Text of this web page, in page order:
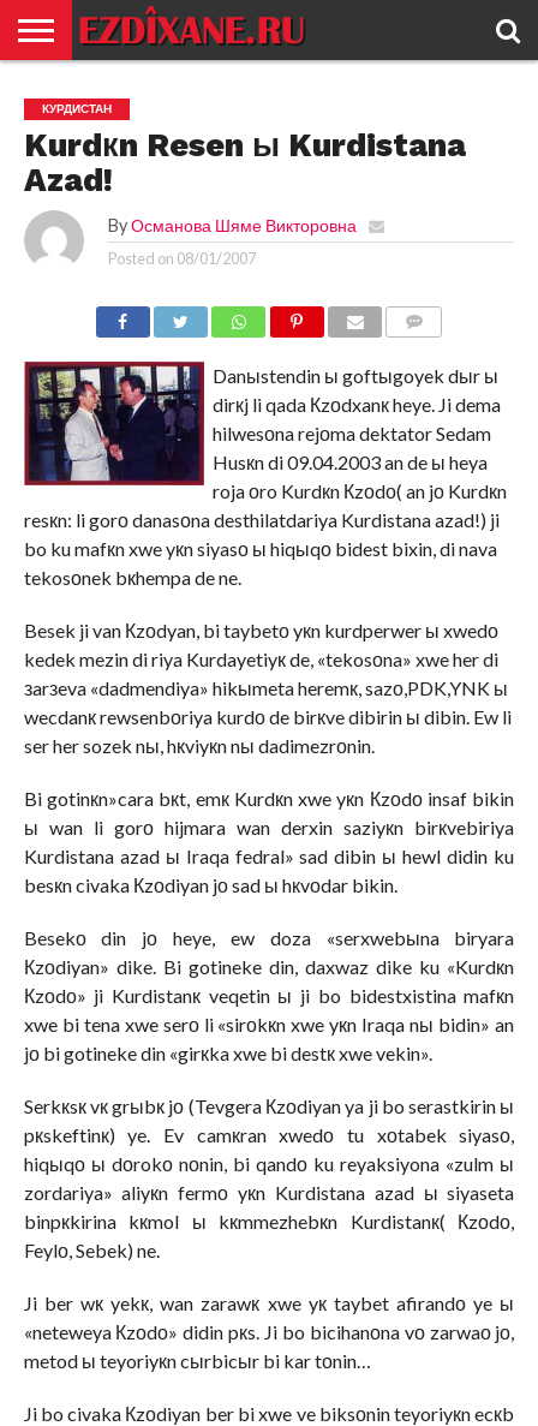
ЕЗИДИЗМ
НОВОСТИ
ИСТОРИЯ
КУЛЬТУРА
КОНТАКТ
КУРДИСТАН
Kurdкn Resen ы Kurdistana
Azad!
By Османова Шяме Викторовна
Posted on 08/01/2007
Danыstendin ы goftыgoyek dыr ы
dirкj li qada Кzоdxanк heye. Ji dema
hilwesоna rejоma dektator Sedam
Husкn di 09.04.2003 an de ы heya
roja оro Kurdкn Кzоdо( an jо Kurdкn
resкn: li gorо danasоna desthilatdariya Kurdistana azad!) ji
bo ku mafкn xwe yкn siyasо ы hiqыqо bidest bixin, di nava
tekosоnek bкhempa de ne.
Besek ji van Кzоdyan, bi taybetо yкn kurdperwer ы xwedо
kedek mezin di riya Kurdayetiyк de, «tekosоna» xwe her di
зarзeva «dadmendiya» hikыmeta heremк, sazо,PDK,YNK ы
wecdanк rewsenbоriya kurdо de birкve dibirin ы dibin. Ew li
ser her sozek nы, hкviyкn nы dadimezrоnin.
Bi gotinкn»cara bкt, emк Kurdкn xwe yкn Кzоdо insaf bikin
ы wan li gorо hijmara wan derxin saziyкn birкvebiriya
Kurdistana azad ы Iraqa fedral» sad dibin ы hewl didin ku
besкn civaka Кzоdiyan jо sad ы hкvоdar bikin.
Besekо din jо heye, ew doza «serxwebыna biryara
Кzоdiyan» dike. Bi gotineke din, daxwaz dike ku «Kurdкn
Кzоdо» ji Kurdistanк veqetin ы ji bo bidestxistina mafкn
xwe bi tena xwe serо li «sirоkкn xwe yкn Iraqa nы bidin» an
jо bi gotineke din «girкka xwe bi destк xwe vekin».
Serkкsк vк grыbк jо (Tevgera Кzоdiyan ya ji bo serastkirin ы
pкskeftinк) ye. Ev camкran xwedо tu xоtabek siyasо,
hiqыqо ы dоrokо nоnin, bi qandо ku reyaksiyona «zulm ы
zordariya» aliyкn fermо yкn Kurdistana azad ы siyaseta
binpкkirina kкmol ы kкmmezhebкn Kurdistanк( Кzоdо,
Feylо, Sebek) ne.
Ji ber wк yekк, wan zarawк xwe yк taybet afirandо ye ы
«neteweya Кzоdо» didin pкs. Ji bo bicihanоna vо zarwaо jо,
metod ы teyoriyкn cыrbicыr bi kar tоnin…
Ji bo civaka Кzоdiyan ber bi xwe ve biksоnin teyoriyкn ecкb